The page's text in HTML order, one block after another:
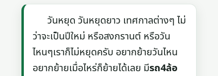
วันหยุด วันหยุดยาว เทศกาลต่างๆ ไม่
ว่าจะเป็นปีใหม่ หรือสงกรานต์ หรือวัน
ไหนๆเราก็ไม่หยุดครับ อยากย้ายวันไหน
อยากย้ายเมื่อไหร่ก็ย้ายได้เลย มีรถ4ล้อ